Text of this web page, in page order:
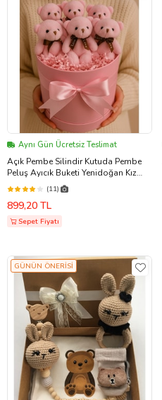
Aynı Gün Ücretsiz Teslimat
Açık Pembe Silindir Kutuda Pembe
Peluş Ayıcık Buketi Yenidoğan Kız
Bebek Hoşgeldin Bebek Doğum
Günü Yıldönümü Sevgiliye Eşe
Arkadaşa Hediye Anneler Günü
(11)
899,20 TL
Sepet Fiyatı
GÜNÜN ÖNERİSİ